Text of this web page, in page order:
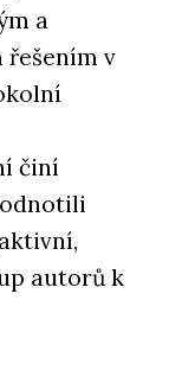
a
řešením v
činí
autorů k